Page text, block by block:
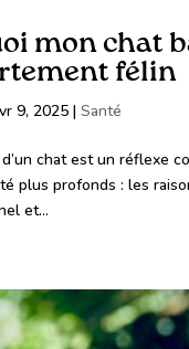
mon chat
félin
9, 2025 |Santé
chat est un réflexe
plus profonds : les
et...